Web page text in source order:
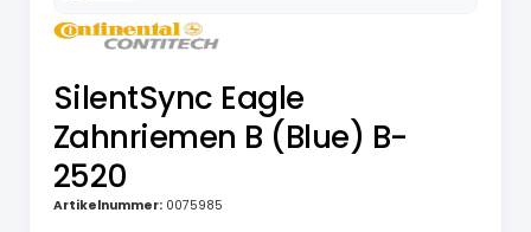
SilentSync Eagle
Zahnriemen B (Blue) B-
2520
Artikelnummer: 0075985